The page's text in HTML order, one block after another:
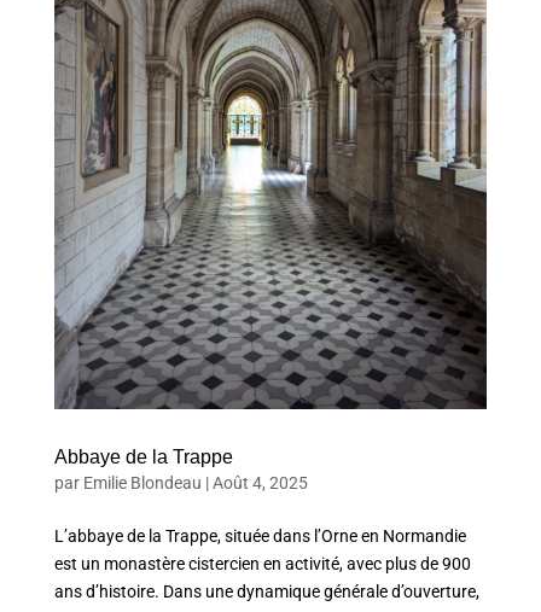
Abbaye de la Trappe
par Emilie Blondeau |Août 4, 2025
L’abbaye de la Trappe, située dans l’Orne en Normandie
est un monastère cistercien en activité, avec plus de 900
ans d’histoire. Dans une dynamique générale d’ouverture,